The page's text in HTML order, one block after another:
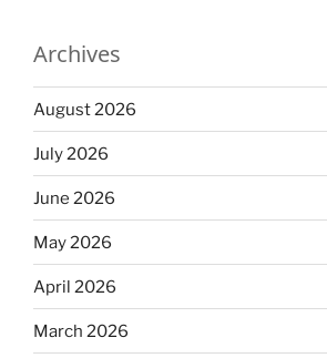
Archives
August 2026
July 2026
June 2026
May 2026
April 2026
March 2026